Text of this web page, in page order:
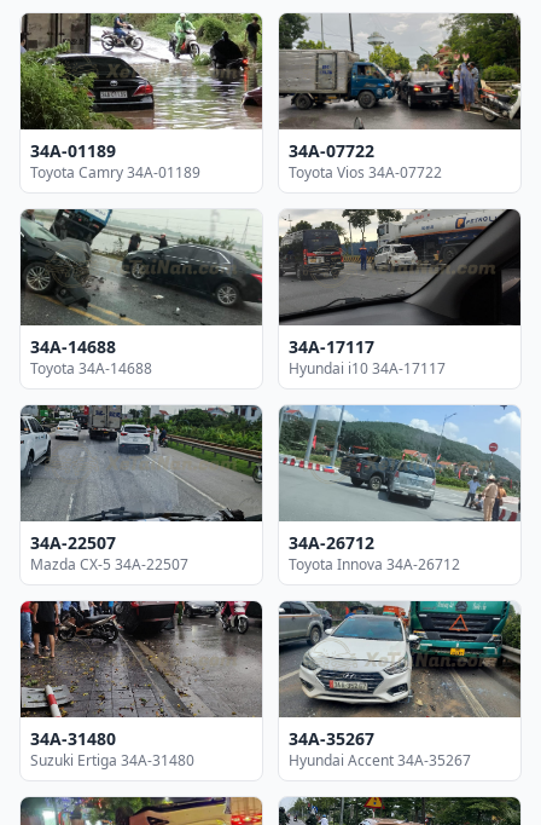
34A-01189
Toyota Camry 34A-01189
34A-07722
Toyota Vios 34A-07722
34A-14688
Toyota 34A-14688
34A-17117
Hyundai i10 34A-17117
34A-22507
Mazda CX-5 34A-22507
34A-26712
Toyota Innova 34A-26712
34A-31480
Suzuki Ertiga 34A-31480
34A-35267
Hyundai Accent 34A-35267